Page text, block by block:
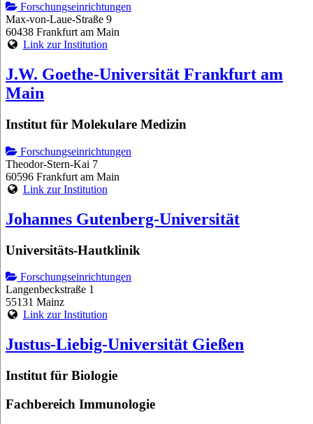
Forschungseinrichtungen
Max-von-Laue-Straße 9
60438 Frankfurt am Main
Link zur Institution
J.W. Goethe-Universität Frankfurt am
Main
Institut für Molekulare Medizin
Forschungseinrichtungen
Theodor-Stern-Kai 7
60596 Frankfurt am Main
Link zur Institution
Johannes Gutenberg-Universität
Universitäts-Hautklinik
Forschungseinrichtungen
Langenbeckstraße 1
55131 Mainz
Link zur Institution
Justus-Liebig-Universität Gießen
Institut für Biologie
Fachbereich Immunologie